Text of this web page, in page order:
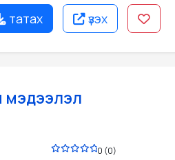
татах үзэх
мэдээлэл
0 (0)